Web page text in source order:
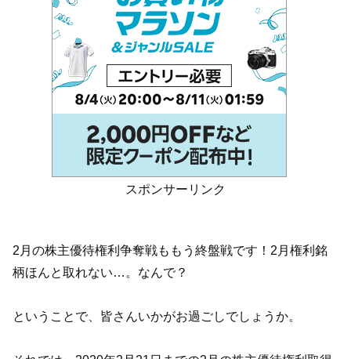
スポンサーリンク
2月の株主優待権利争奪戦ももう終盤戦です！2月権利銘
柄ほんと取れない…。なんで？
ということで、皆さんいかがお過ごしでしょうか。